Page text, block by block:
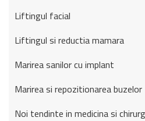
Liftingul facial
Liftingul si reductia mamara
Marirea sanilor cu implant
Marirea si repozitionarea buzelor
Noi tendinte in medicina si